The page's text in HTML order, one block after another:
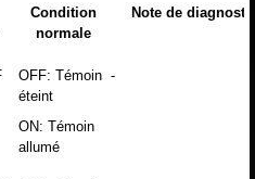
Condition
normale
Note de
OFF: Témoin
éteint
ON: Témoin
allumé
-